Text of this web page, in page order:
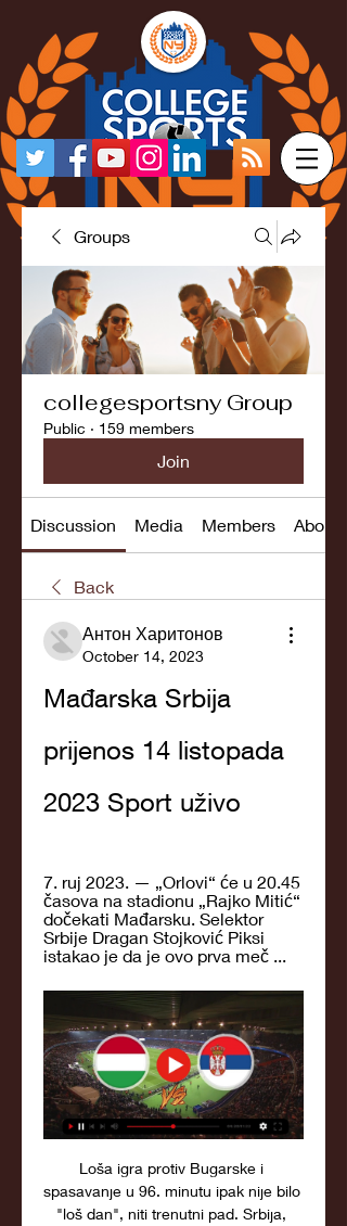
Groups
collegesportsny Group
Public · 159 members
Join
Discussion Media Members About
Back
Антон Харитонов
October 14, 2023
Mađarska Srbija
prijenos 14 listopada
2023 Sport uživo
7. ruj 2023. — „Orlovi“ će u 20.45
časova na stadionu „Rajko Mitić“
dočekati Mađarsku. Selektor
Srbije Dragan Stojković Piksi
istakao je da je ovo prva meč ...
Loša igra protiv Bugarske i
spasavanje u 96. minutu ipak nije bilo
"loš dan", niti trenutni pad. Srbija,